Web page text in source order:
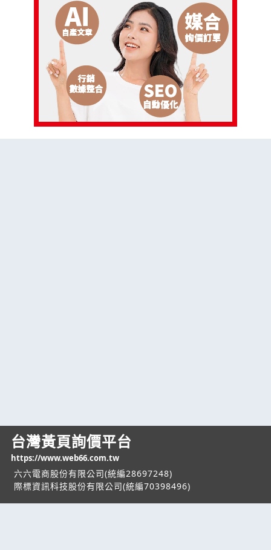
台灣黃頁詢價平台
https://www.web66.com.tw
六六電商股份有限公司(統編28697248)
際標資訊科技股份有限公司(統編70398496)